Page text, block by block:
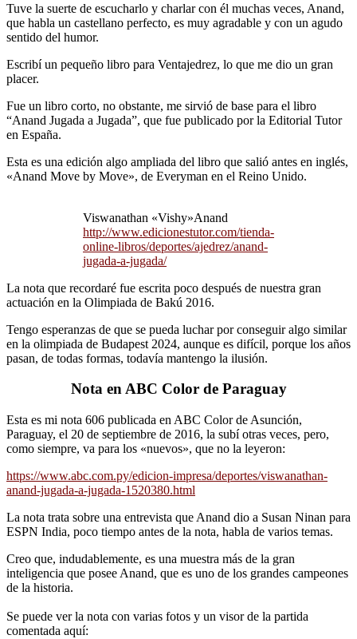
Tuve la suerte de escucharlo y charlar con él muchas veces, Anand,
que habla un castellano perfecto, es muy agradable y con un agudo
sentido del humor.
Escribí un pequeño libro para Ventajedrez, lo que me dio un gran
placer.
Fue un libro corto, no obstante, me sirvió de base para el libro
“Anand Jugada a Jugada”, que fue publicado por la Editorial Tutor
en España.
Esta es una edición algo ampliada del libro que salió antes en inglés,
«Anand Move by Move», de Everyman en el Reino Unido.
Viswanathan «Vishy»Anand
http://www.edicionestutor.com/tienda-
online-libros/deportes/ajedrez/anand-
jugada-a-jugada/
La nota que recordaré fue escrita poco después de nuestra gran
actuación en la Olimpiada de Bakú 2016.
Tengo esperanzas de que se pueda luchar por conseguir algo similar
en la olimpiada de Budapest 2024, aunque es difícil, porque los años
pasan, de todas formas, todavía mantengo la ilusión.
Nota en ABC Color de Paraguay
Esta es mi nota 606 publicada en ABC Color de Asunción,
Paraguay, el 20 de septiembre de 2016, la subí otras veces, pero,
como siempre, va para los «nuevos», que no la leyeron:
https://www.abc.com.py/edicion-impresa/deportes/viswanathan-
anand-jugada-a-jugada-1520380.html
La nota trata sobre una entrevista que Anand dio a Susan Ninan para
ESPN India, poco tiempo antes de la nota, habla de varios temas.
Creo que, indudablemente, es una muestra más de la gran
inteligencia que posee Anand, que es uno de los grandes campeones
de la historia.
Se puede ver la nota con varias fotos y un visor de la partida
comentada aquí: